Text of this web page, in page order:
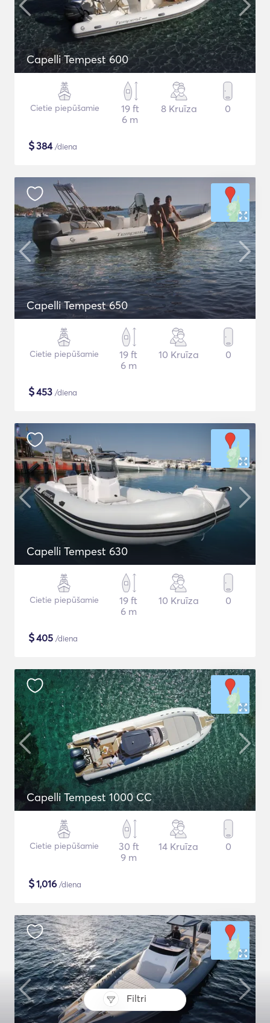
Filtri
Capelli Tempest 600
Cietie piepūšamie
19 ft
6 m
8 Kruīza 0
$384/diena
Capelli Tempest 650
Cietie piepūšamie
19 ft
6 m
10 Kruīza 0
$453 /diena
Capelli Tempest 630
Cietie piepūšamie
19 ft
6 m
10 Kruīza 0
$405 /diena
Capelli Tempest 1000 CC
Cietie piepūšamie
30 ft
9 m
14 Kruīza 0
$1,016 /diena